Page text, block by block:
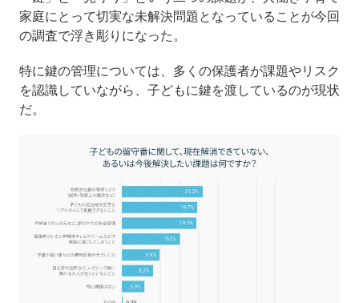
家庭にとって切実な未解決問題となっていることが今回
の調査で浮き彫りになった。
特に鍵の管理については、多くの保護者が課題やリスク
を認識していながら、子どもに鍵を渡しているのが現状
だ。